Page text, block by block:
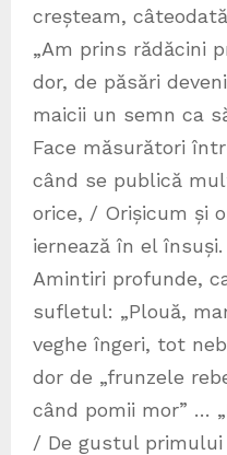
creșteam,
„Am prins rădăcini
dor, de păsări
maicii un semn ca
Face măsurători
când se publică
orice, / Orișicum și
iernează în el însuși.
Amintiri profunde,
sufletul: „Plouă,
veghe îngeri, tot
dor de „frunzele
când pomii mor” …
/ De gustul primului